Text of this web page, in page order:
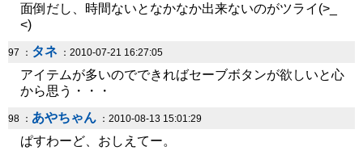
面倒だし、時間ないとなかなか出来ないのがツライ(>_
<)
97 ： タネ ：2010-07-21 16:27:05
アイテムが多いのでできればセーブボタンが欲しいと心
から思う・・・
98 ： あやちゃん ：2010-08-13 15:01:29
ぱすわーど、おしえてー。